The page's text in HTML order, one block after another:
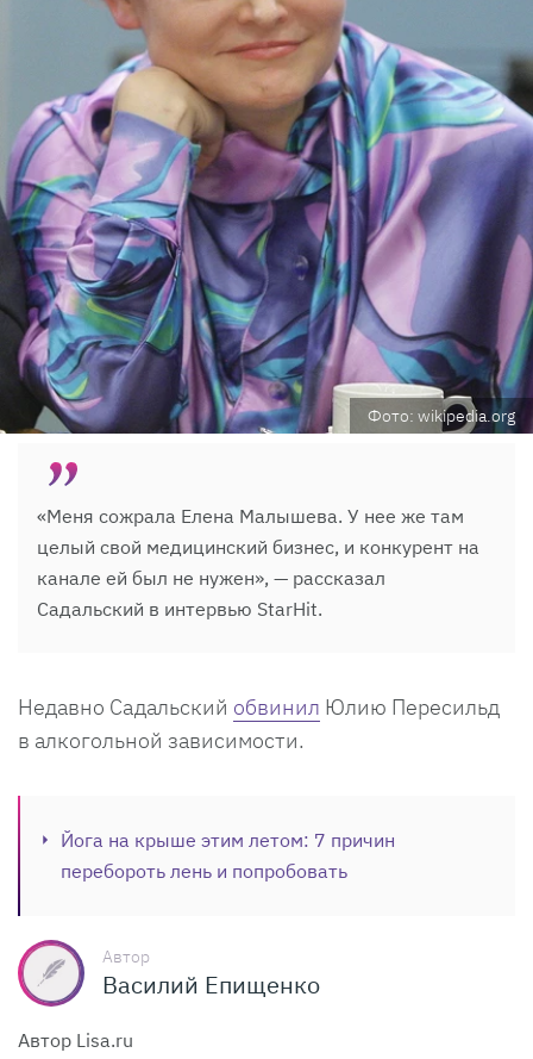
Фото: wikipedia.org
«Меня сожрала Елена Малышева. У нее же там
целый свой медицинский бизнес, и конкурент на
канале ей был не нужен», — рассказал
Садальский в интервью StarHit.
Недавно Садальский обвинил Юлию Пересильд
в алкогольной зависимости.
Йога на крыше этим летом: 7 причин
перебороть лень и попробовать
Автор
Василий Епищенко
Автор Lisa.ru